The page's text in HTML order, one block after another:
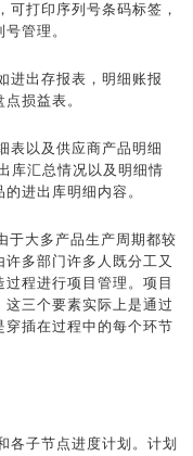
打印序列号条码标签，
管理。
出存报表，明细账报
损益表。
以及供应商产品明细
库汇总情况以及明细情
进出库明细内容。
大多产品生产周期都较
多部门许多人既分工又
程进行项目管理。项目
三个要素实际上是通过
插在过程中的每个环节
子节点进度计划。计划